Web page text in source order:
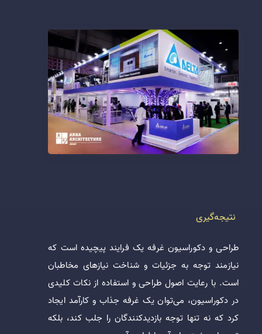
نتیجه‌گیری
طراحی و دکوراسیون غرفه یک فرایند پیچیده است که
نیازمند توجه به جزئیات و شناخت نیازهای مخاطبان
است. با رعایت اصول طراحی و استفاده از نکات کلیدی
در دکوراسیون، می‌توان یک غرفه جذاب و کارآمد ایجاد
کرد که نه تنها توجه بازدیدکنندگان را جلب کند، بلکه